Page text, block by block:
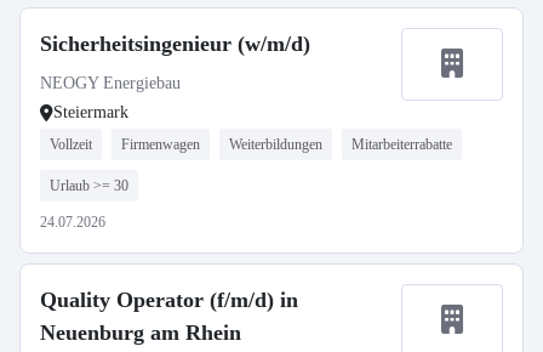
Sicherheitsingenieur (w/m/d)
NEOGY Energiebau
Steiermark
Vollzeit Firmenwagen Weiterbildungen Mitarbeiterrabatte
Urlaub >= 30
24.07.2026
Quality Operator (f/m/d) in
Neuenburg am Rhein